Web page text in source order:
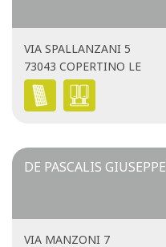
VIA SPALLANZANI 5
73043 COPERTINO LE
DE PASCALIS GIUSEPPE
VIA MANZONI 7